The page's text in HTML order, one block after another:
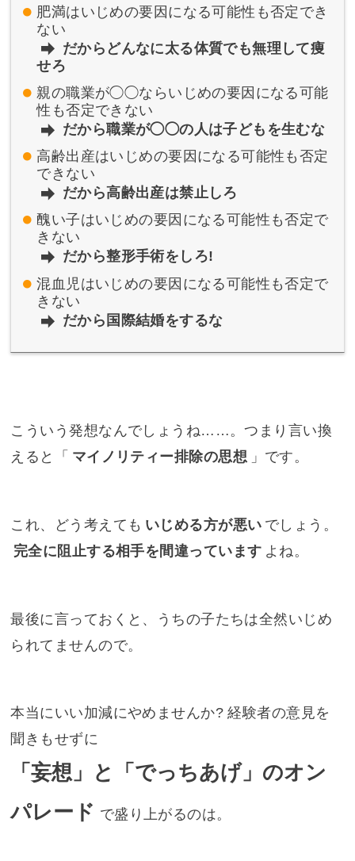
肥満はいじめの要因になる可能性も否定でき
ない
だからどんなに太る体質でも無理して痩
せろ
親の職業が◯◯ならいじめの要因になる可能
性も否定できない
だから職業が◯◯の人は子どもを生むな
高齢出産はいじめの要因になる可能性も否定
できない
だから高齢出産は禁止しろ
醜い子はいじめの要因になる可能性も否定で
きない
だから整形手術をしろ!
混血児はいじめの要因になる可能性も否定で
きない
だから国際結婚をするな
こういう発想なんでしょうね……。つまり言い換
えると「 マイノリティー排除の思想 」です。
これ、どう考えても いじめる方が悪い でしょう。
完全に阻止する相手を間違っています よね。
最後に言っておくと、うちの子たちは全然いじめ
られてませんので。
本当にいい加減にやめませんか? 経験者の意見を
聞きもせずに
「妄想」と「でっちあげ」のオン
パレード で盛り上がるのは。